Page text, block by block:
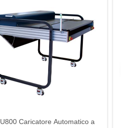
Caricatore Automatico a